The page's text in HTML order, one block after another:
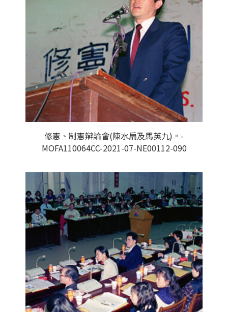
修憲、制憲辯論會(陳水扁及馬英九)。-
MOFA110064CC-2021-07-NE00112-090